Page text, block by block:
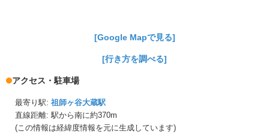
[Google Mapで見る]
[行き方を調べる]
アクセス・駐車場
最寄り駅: 祖師ヶ谷大蔵駅
直線距離: 駅から南に約370m
(この情報は経緯度情報を元に生成しています)